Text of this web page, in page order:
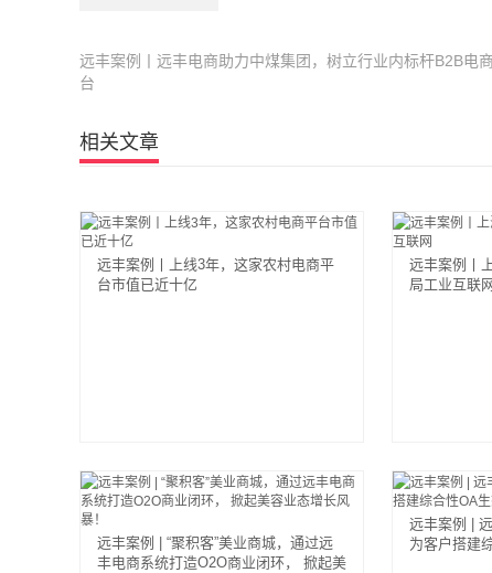
远丰案例丨远丰电商助力中煤集团，树立行业内标杆B2B电
台
相关文章
远丰案例丨上线3年，这家农村电商平
台市值已近十亿
远丰案例丨
局工业互联网
远丰案例 | “聚积客”美业商城，通过远
丰电商系统打造O2O商业闭环， 掀起美
远丰案例 |
为客户搭建